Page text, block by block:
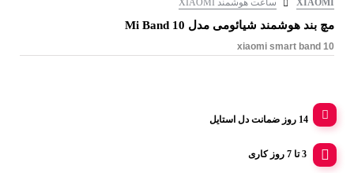
XIAOMI ساعت هوشمند XIAOMI
مچ بند هوشمند شیائومی مدل Mi Band 10
xiaomi smart band 10
14 روز ضمانت دل استایل
3 تا 7 روز کاری